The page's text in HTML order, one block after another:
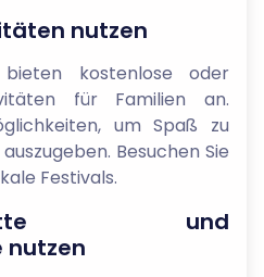
nutzen
kostenlose oder
für Familien an.
um Spaß zu
Besuchen Sie
Festivals.
und
nutzen